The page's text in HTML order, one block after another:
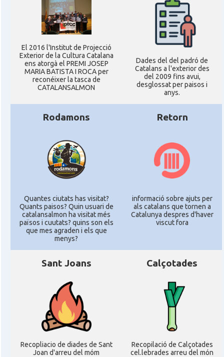
El 2016 l'Institut de Projecció
Exterior de la Cultura Catalana
ens atorgà el PREMI JOSEP
MARIA BATISTA I ROCA per
reconéixer la tasca de
CATALANSALMON
Dades del del padró de
Catalans a l'exterior des
del 2009 fins avui,
desglossat per paisos i
anys.
Rodamons
Quantes ciutats has visitat?
Quants paisos? Quin usuari de
catalansalmon ha visitat més
països i cuutats? quins son els
que mes agraden i els que
menys?
Retorn
informació sobre ajuts per
als catalans que tornen a
Catalunya despres d'haver
viscut fora
Sant Joans
Recopliacio de diades de Sant
Joan d'arreu del móm
Calçotades
Recopilació de Calçotades
cel.lebrades arreu del món